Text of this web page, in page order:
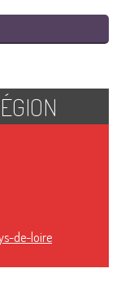
de-loire